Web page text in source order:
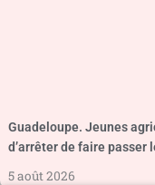
Guadeloupe. Jeunes
d’arrêter de faire passer
5 août 2026